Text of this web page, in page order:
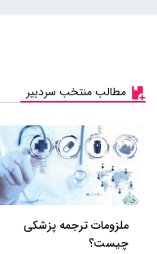
مطالب منتخب سردبیر
ملزومات ترجمه پزشکی
چیست؟